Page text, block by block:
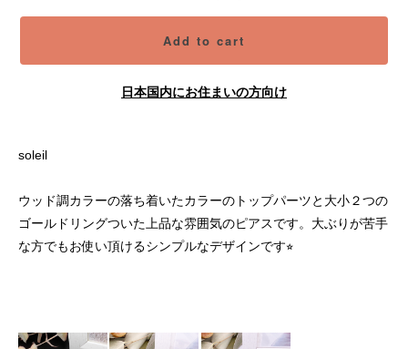
Add to cart
日本国内にお住まいの方向け
soleil
ウッド調カラーの落ち着いたカラーのトップパーツと大小２つの
ゴールドリングついた上品な雰囲気のピアスです。大ぶりが苦手
な方でもお使い頂けるシンプルなデザインです⭐︎